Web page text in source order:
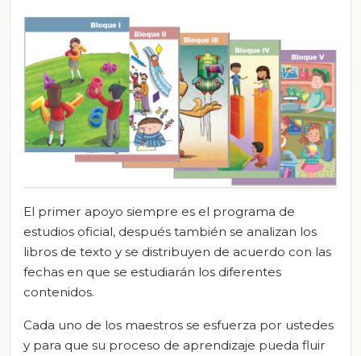
El primer apoyo siempre es el programa de
estudios oficial, después también se analizan los
libros de texto y se distribuyen de acuerdo con las
fechas en que se estudiarán los diferentes
contenidos.
Cada uno de los maestros se esfuerza por ustedes
y para que su proceso de aprendizaje pueda fluir